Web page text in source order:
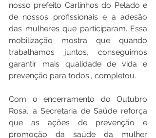
nosso prefeito Carlinhos do Pelado e
de nossos profissionais e a adesão
das mulheres que participaram. Essa
mobilização mostra que quando
trabalhamos juntos, conseguimos
garantir mais qualidade de vida e
prevenção para todos”, completou.
Com o encerramento do Outubro
Rosa, a Secretaria de Saúde reforça
que as ações de prevenção e
promoção da saúde da mulher